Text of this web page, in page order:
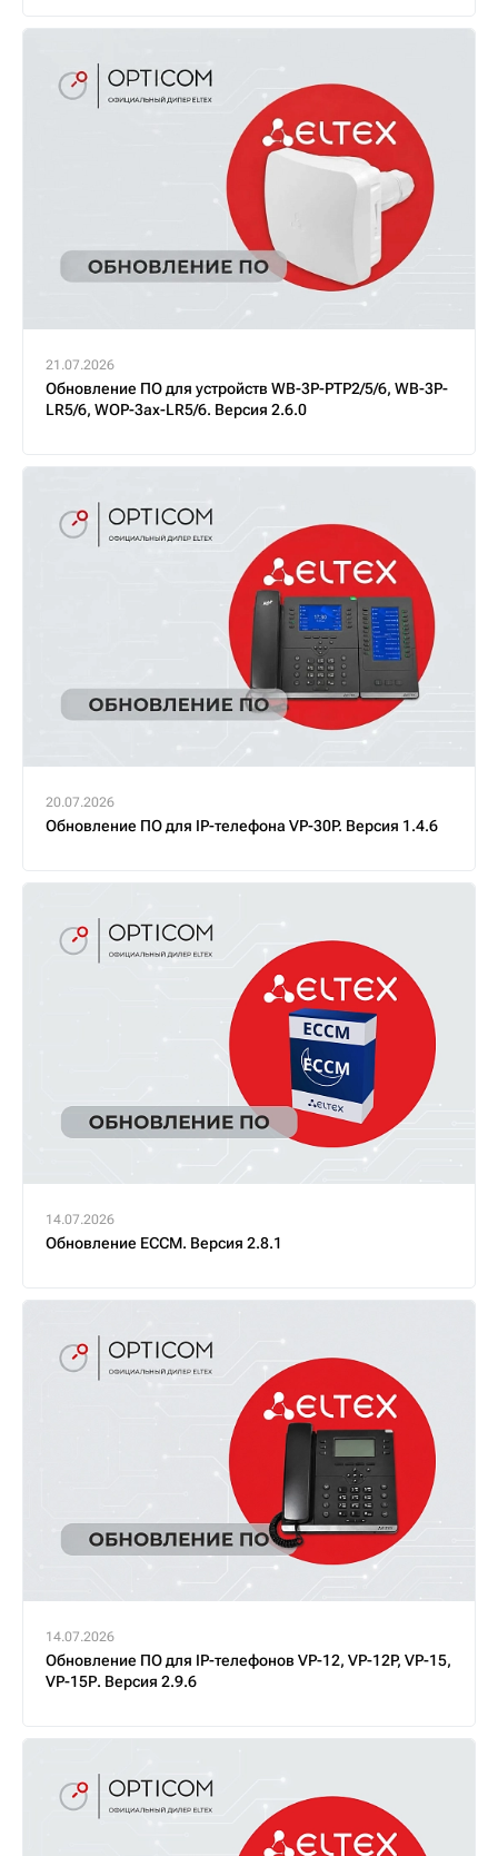
21.07.2026
Обновление ПО для устройств WB-3P-PTP2/5/6, WB-3P-
LR5/6, WOP-3ax-LR5/6. Версия 2.6.0
20.07.2026
Обновление ПО для IP-телефона VP-30P. Версия 1.4.6
14.07.2026
Обновление ECCM. Версия 2.8.1
14.07.2026
Обновление ПО для IP-телефонов VP-12, VP-12P, VP-15,
VP-15Р. Версия 2.9.6